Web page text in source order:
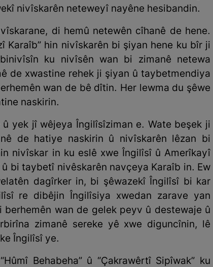
nivîskarên neteweyî nayêne hesibandin.
di hemû netewên cîhanê de hene.
Karaîb” hin nivîskarên bi şiyan hene ku bîr ji
ku nivîsên wan bi zimanê netewa
de xwastine rehek ji şiyan û taybetmendiya
wan de bê dîtin. Her lewma du şêwe
naskirin.
yek jî wêjeya Îngilîsîziman e. Wate beşek ji
de hatiye naskirin û nivîskarên lêzan bi
nivîskar in ku eslê xwe Îngilîsî û Amerîkayî
bi taybetî nivêskarên navçeya Karaîb in. Ew
dagîrker in, bi şêwazekî Îngilîsî bi kar
re dibêjin Îngilîsiya xwedan zarave yan
berhemên wan de gelek peyv û destewaje û
zimanê sereke yê xwe diguncînin, lê
Îngilîsî ye.
Behabeha” û “Çakrawêrtî Sipîwak” ku